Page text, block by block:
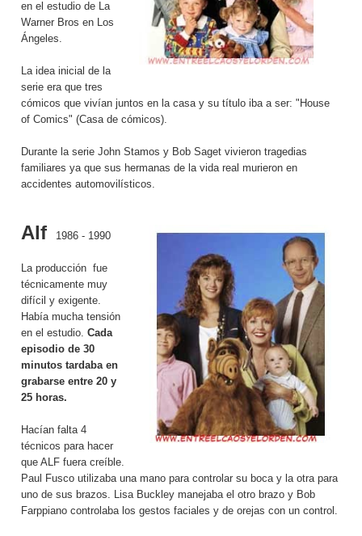
en el estudio de La
Warner Bros en Los
Ángeles.
La idea inicial de la
serie era que tres
cómicos que vivían juntos en la casa y su título iba a ser: "House
of Comics" (Casa de cómicos).
Durante la serie John Stamos y Bob Saget vivieron tragedias
familiares ya que sus hermanas de la vida real murieron en
accidentes automovilísticos.
Alf 1986 - 1990
La producción fue
técnicamente muy
difícil y exigente.
Había mucha tensión
en el estudio. Cada
episodio de 30
minutos tardaba en
grabarse entre 20 y
25 horas.
Hacían falta 4
técnicos para hacer
que ALF fuera creíble.
Paul Fusco utilizaba una mano para controlar su boca y la otra para
uno de sus brazos. Lisa Buckley manejaba el otro brazo y Bob
Farppiano controlaba los gestos faciales y de orejas con un control.